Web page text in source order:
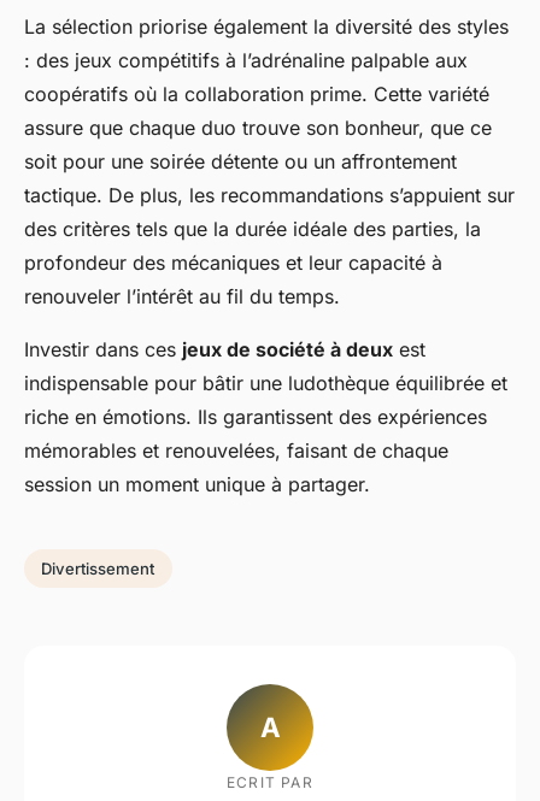
La sélection priorise également la diversité des styles
: des jeux compétitifs à l’adrénaline palpable aux
coopératifs où la collaboration prime. Cette variété
assure que chaque duo trouve son bonheur, que ce
soit pour une soirée détente ou un affrontement
tactique. De plus, les recommandations s’appuient sur
des critères tels que la durée idéale des parties, la
profondeur des mécaniques et leur capacité à
renouveler l’intérêt au fil du temps.
Investir dans ces jeux de société à deux est
indispensable pour bâtir une ludothèque équilibrée et
riche en émotions. Ils garantissent des expériences
mémorables et renouvelées, faisant de chaque
session un moment unique à partager.
Divertissement
A
ECRIT PAR